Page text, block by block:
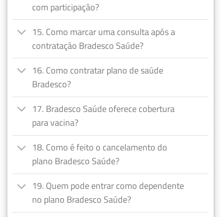
com participação?
15. Como marcar uma consulta após a
contratação Bradesco Saúde?
16. Como contratar plano de saúde
Bradesco?
17. Bradesco Saúde oferece cobertura
para vacina?
18. Como é feito o cancelamento do
plano Bradesco Saúde?
19. Quem pode entrar como dependente
no plano Bradesco Saúde?